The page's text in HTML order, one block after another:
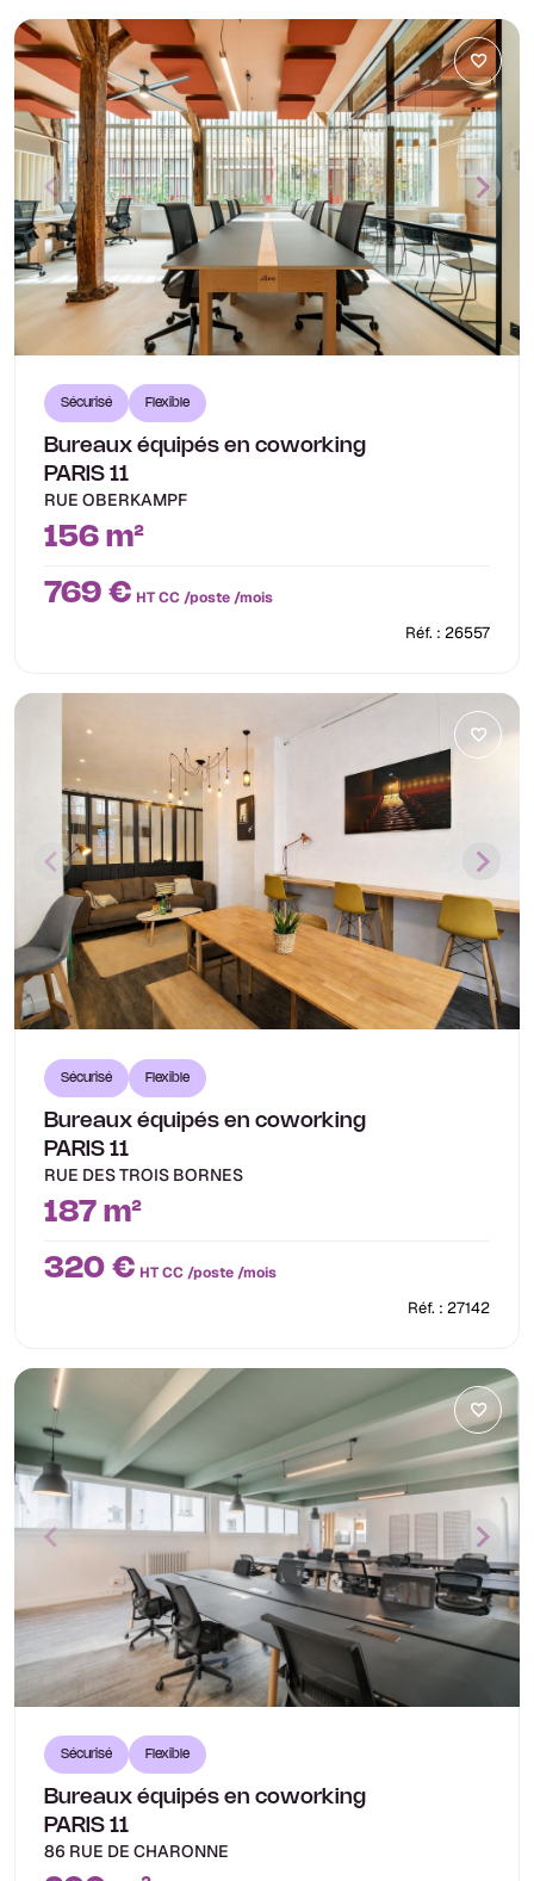
Sécurisé Flexible
Bureaux équipés en coworking
PARIS 11
RUE OBERKAMPF
156 m²
769 € HT CC /poste /mois
Réf. : 26557
Sécurisé Flexible
Bureaux équipés en coworking
PARIS 11
RUE DES TROIS BORNES
187 m²
320 € HT CC /poste /mois
Réf. : 27142
Sécurisé Flexible
Bureaux équipés en coworking
PARIS 11
86 RUE DE CHARONNE